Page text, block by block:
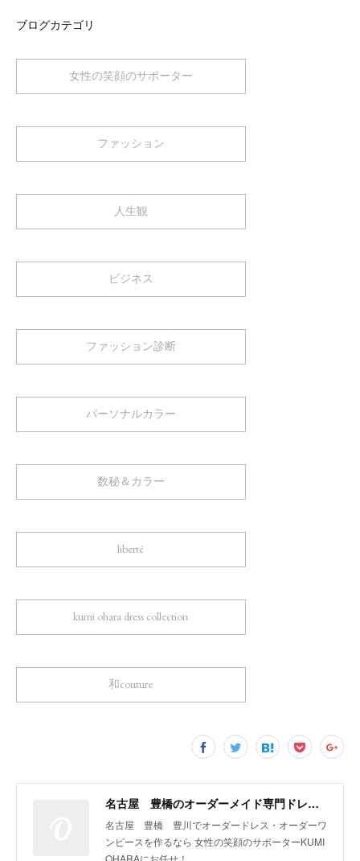
ブログカテゴリ
女性の笑顔のサポーター
ファッション
人生観
ビジネス
ファッション診断
パーソナルカラー
数秘＆カラー
liberté
kumi ohara dress collection
和couture
名古屋 豊橋のオーダーメイド専門ドレスデザイナー KUMI OHARA
名古屋 豊橋 豊川でオーダードレス・オーダーワ
ンピースを作るなら 女性の笑顔のサポーターKUMI
OHARAにお任せ！